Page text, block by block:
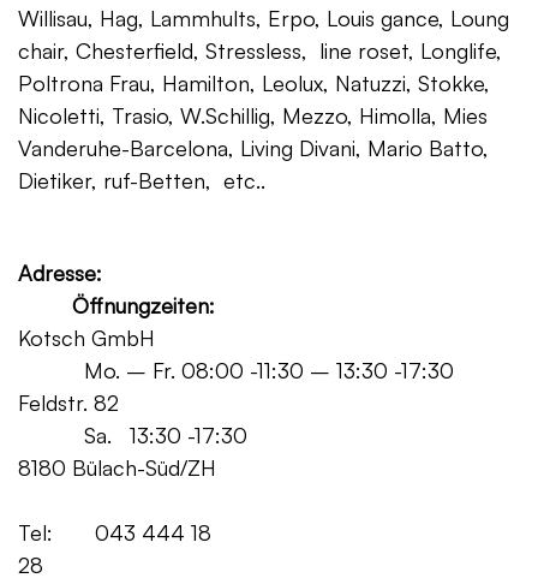
Willisau, Hag, Lammhults, Erpo, Louis gance, Loung
chair, Chesterfield, Stressless, line roset, Longlife,
Poltrona Frau, Hamilton, Leolux, Natuzzi, Stokke,
Nicoletti, Trasio, W.Schillig, Mezzo, Himolla, Mies
Vanderuhe-Barcelona, Living Divani, Mario Batto,
Dietiker, ruf-Betten, etc..
Adresse:
Öffnungzeiten:
Kotsch GmbH
Mo. – Fr. 08:00 -11:30 – 13:30 -17:30
Feldstr. 82
Sa. 13:30 -17:30
8180 Bülach-Süd/ZH
Tel: 043 444 18
28